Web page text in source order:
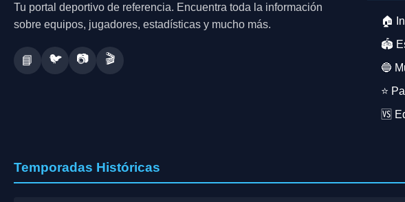
Tu portal deportivo de referencia. Encuentra toda la información
sobre equipos, jugadores, estadísticas y mucho más.
📘 🐦 📷 🎬
🏠
🏟️
🔵
⭐
🆚
Temporadas Históricas